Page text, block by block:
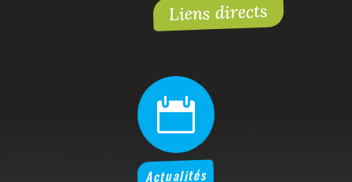
Liens directs

Actualités